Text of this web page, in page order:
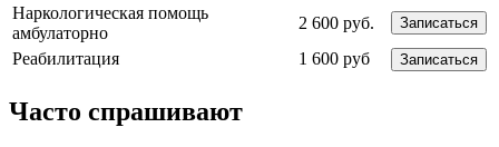
Наркологическая помощь
амбулаторно
2 600 руб. Записаться
Реабилитация 1 600 руб Записаться
Часто спрашивают